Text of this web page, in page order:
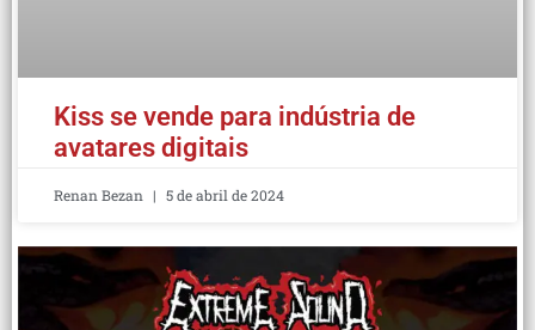
Kiss se vende para indústria de
avatares digitais
Renan Bezan 5 de abril de 2024